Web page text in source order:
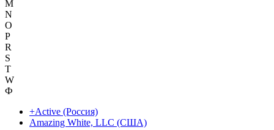
M
N
O
P
R
S
T
W
Ф
+Active (Россия)
Amazing White, LLC (США)